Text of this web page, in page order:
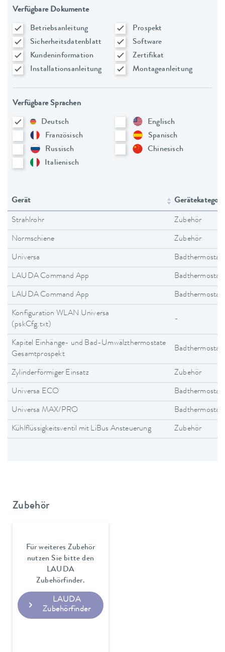
Verfügbare Dokumente
Betriebsanleitung
Prospekt
Sicherheitsdatenblatt
Software
Kundeninformation
Zertifikat
Installationsanleitung
Montageanleitung
Verfügbare Sprachen
Deutsch
Englisch
Französisch
Spanisch
Russisch
Chinesisch
Italienisch
Gerät
Strahlrohr Zubehör
Normschiene Zubehör
Universa
LAUDA Command App
LAUDA Command App
Konfiguration WLAN Universa
(pskCfg.txt)
-
Kapitel Einhänge- und Bad-Umwälzthermostate
Gesamtprospekt
Zylinderförmiger Einsatz Zubehör
Universa ECO
Universa MAX/PRO
Kühlflüssigkeitsventil mit LiBus Ansteuerung Zubehör
Zubehör
Für weiteres Zubehör
nutzen Sie bitte den
LAUDA
Zubehörfinder.
LAUDA
Zubehörfinder